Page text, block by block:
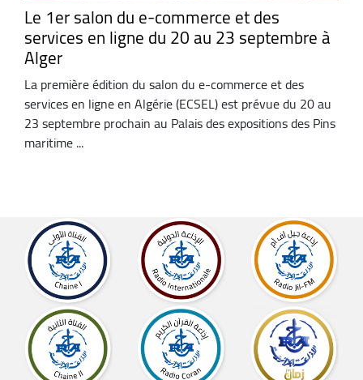
Le 1er salon du e-commerce et des
services en ligne du 20 au 23 septembre à
Alger
La première édition du salon du e-commerce et des
services en ligne en Algérie (ECSEL) est prévue du 20 au
23 septembre prochain au Palais des expositions des Pins
maritime ...